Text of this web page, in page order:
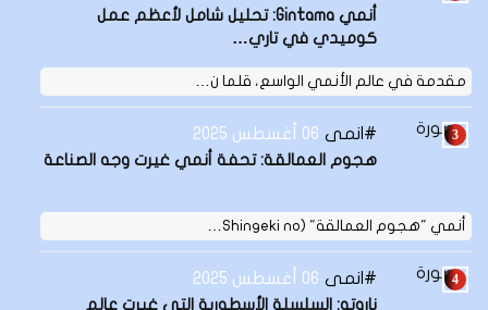
أنمي Gintama: تحليل شامل لأعظم عمل
كوميدي في تاري…
مقدمة في عالم الأنمي الواسع، قلما ن…
انمى 06 أغسطس 2025
هجوم العمالقة: تحفة أنمي غيرت وجه الصناعة
أنمي "هجوم العمالقة" (Shingeki no…
انمى 06 أغسطس 2025
ناروتو: السلسلة الأسطورية التي غيرت عالم